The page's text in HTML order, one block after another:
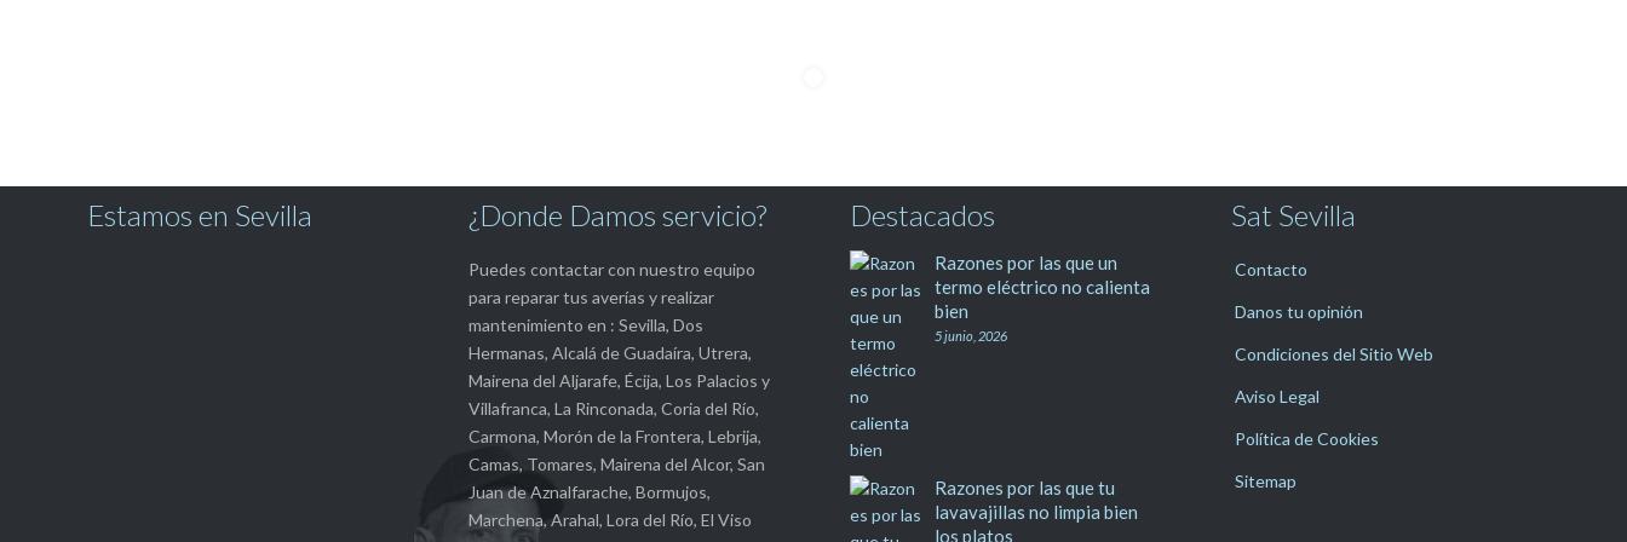
Estamos en Sevilla ¿Donde Damos servicio?
Puedes contactar con nuestro equipo
para reparar tus averías y realizar
mantenimiento en : Sevilla, Dos
Hermanas, Alcalá de Guadaíra, Utrera,
Mairena del Aljarafe, Écija, Los Palacios y
Villafranca, La Rinconada, Coria del Río,
Carmona, Morón de la Frontera, Lebrija,
Camas, Tomares, Mairena del Alcor, San
Juan de Aznalfarache, Bormujos,
Marchena, Arahal, Lora del Río, El Viso
Destacados
Razones por las que un
termo eléctrico no calienta
bien
5 junio, 2026
Razones por las que tu
lavavajillas no limpia bien
los platos
Sat Sevilla
Contacto
Danos tu opinión
Condiciones del Sitio Web
Aviso Legal
Política de Cookies
Sitemap